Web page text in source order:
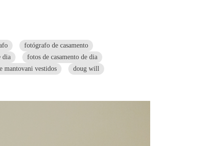
fotógrafo de casamento
dia
fotos de casamento de dia
mantovani vestidos
doug will